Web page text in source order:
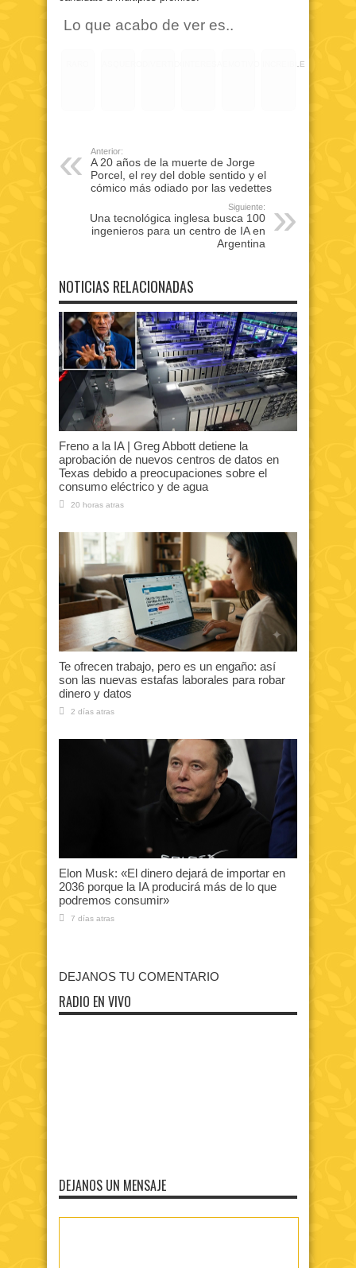
Lo que acabo de ver es..
INCREIBLE
Anterior:
A 20 años de la muerte de Jorge
Porcel, el rey del doble sentido y el
cómico más odiado por las vedettes
Siguiente:
Una tecnológica inglesa busca 100
ingenieros para un centro de IA en
Argentina
NOTICIAS RELACIONADAS
Freno a la IA | Greg Abbott detiene la
aprobación de nuevos centros de datos en
Texas debido a preocupaciones sobre el
consumo eléctrico y de agua
20 horas atras
Te ofrecen trabajo, pero es un engaño: así
son las nuevas estafas laborales para robar
dinero y datos
2 días atras
Elon Musk: «El dinero dejará de importar en
2036 porque la IA producirá más de lo que
podremos consumir»
7 días atras
DEJANOS TU COMENTARIO
RADIO EN VIVO
DEJANOS UN MENSAJE